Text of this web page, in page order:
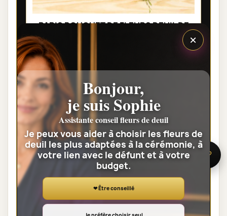
PARIS BOUQUET DE FLEURS DEUIL DE
Voir toute la catégorie
GERBES DE FLEURS DEUIL
🌸 Besoin d’aide ?
×
Bonjour,
je suis Sophie
Assistante conseil fleurs de deuil
Je peux vous aider à choisir les fleurs de
deuil les plus adaptées à la cérémonie, à
votre lien avec le défunt et à votre
budget.
❤ Être conseillé